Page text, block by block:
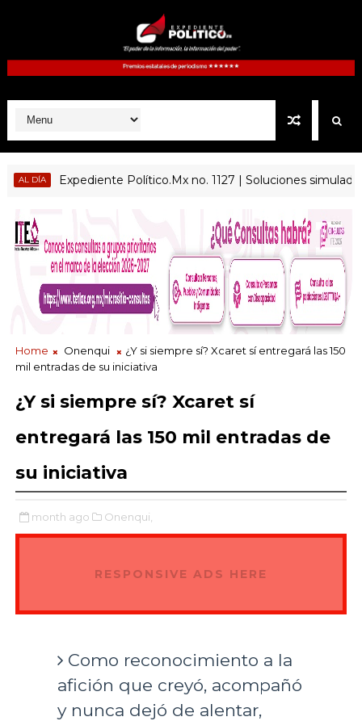
Expediente Político.Mx no. 1127 | Soluciones simuladas
Home Onenqui
¿Y si siempre sí? Xcaret sí entregará las 150
mil entradas de su iniciativa
¿Y si siempre sí? Xcaret sí
entregará las 150 mil entradas de
su iniciativa
month ago Onenqui,
RESPONSIVE ADS HERE
Como reconocimiento a la
afición que creyó, acompañó
y nunca dejó de alentar,